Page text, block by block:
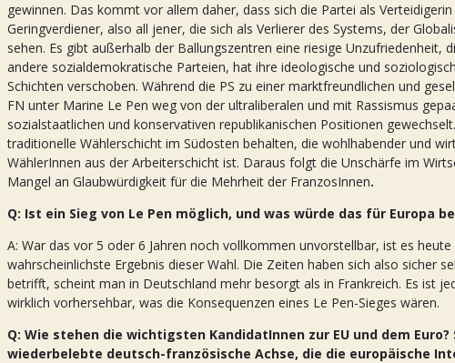
gewinnen. Das kommt vor allem daher, dass sich die Partei als
Geringverdiener, also all jener, die sich als Verlierer des Systems, der
sehen. Es gibt außerhalb der Ballungszentren eine riesige Unzufriedenheit,
andere sozialdemokratische Parteien, hat ihre ideologische und
Schichten verschoben. Während die PS zu einer marktfreundlichen und
FN unter Marine Le Pen weg von der ultraliberalen und mit Rassismus
sozialstaatlichen und konservativen republikanischen Positionen
traditionelle Wählerschicht im Südosten behalten, die wohlhabender und
WählerInnen aus der Arbeiterschicht ist. Daraus folgt die Unschärfe im
Mangel an Glaubwürdigkeit für die Mehrheit der FranzosInnen.
Q: Ist ein Sieg von Le Pen möglich, und was würde das für Europa
A: War das vor 5 oder 6 Jahren noch vollkommen unvorstellbar, ist es
wahrscheinlichste Ergebnis dieser Wahl. Die Zeiten haben sich also sicher
betrifft, scheint man in Deutschland mehr besorgt als in Frankreich. Es ist
wirklich vorhersehbar, was die Konsequenzen eines Le Pen-Sieges wären.
Q: Wie stehen die wichtigsten KandidatInnen zur EU und dem
wiederbelebte deutsch-französische Achse, die die europäische